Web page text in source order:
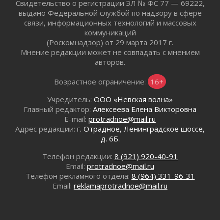
Лаголовская общеобразовательная школа
откроется к концу сентября
30 июля 2026
Ленобласть наводит порядок на дорогах и в
перевозках
30 июля 2026
Комфортное лето: в Ленобласти 30 июля
ожидается теплая и сухая погода
Ладожский мост на трассе «Кола» полностью
закроют для движения в ночь на 31 июля
30 июля 2026
Волейболисты из Всеволожского района
всероссийском финале в Москве
«Кубок Защитников Отечества» для
ветеранов СВО стартовал в Выборге
Свидетельство о регистрации ЭЛ № ФС 77 — 69222,
выдано Федеральной службой по надзору в сфере
связи, информационных технологий и массовых
коммуникаций
(Роскомнадзор) от 29 марта 2017 г.
Мнение редакции может не совпадать с мнением
авторов.
Возрастное ограничение: 16+
Учредитель: ООО «Невская волна»
Главный редактор: Алексеева Елена Викторовна
E-mail: protradnoe@mail.ru
Адрес редакции: г. Отрадное, Ленинградское шоссе,
д. 6Б.
Телефон редакции: 8 (921) 920-40-91
Email: protradnoe@mail.ru
Телефон рекламного отдела: 8 (964) 331-96-31
Email: reklamaprotradnoe@mail.ru